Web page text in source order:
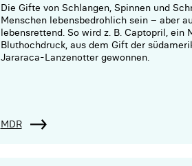
Die Gifte von Schlangen, Spinnen und
Menschen lebensbedrohlich sein – aber
lebensrettend. So wird z. B. Captopril, ein
Bluthochdruck, aus dem Gift der
Jararaca-Lanzenotter gewonnen.
MDR